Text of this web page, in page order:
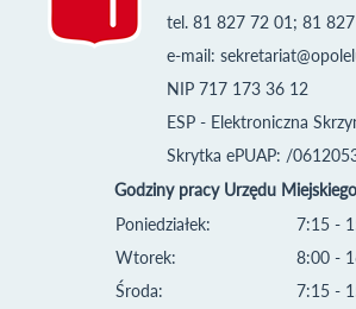
tel. 81 827 72 01; 81
e-mail:
NIP 717 173 36 12
ESP - Elektroniczna
Skrytka ePUAP: /
Godziny pracy Urzędu Miejskiego
Poniedziałek:
Wtorek:
Środa:
7:15 -
8:00 -
7:15 -